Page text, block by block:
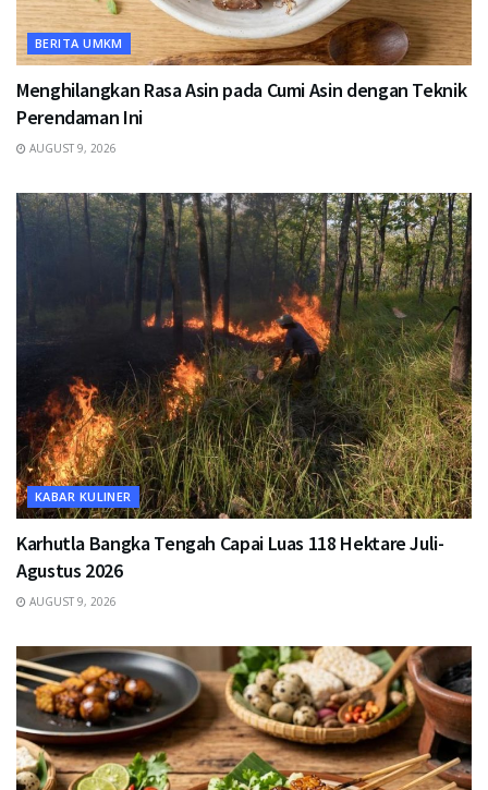
BERITA UMKM
Menghilangkan Rasa Asin pada Cumi Asin dengan Teknik
Perendaman Ini
AUGUST 9, 2026
KABAR KULINER
Karhutla Bangka Tengah Capai Luas 118 Hektare Juli-
Agustus 2026
AUGUST 9, 2026